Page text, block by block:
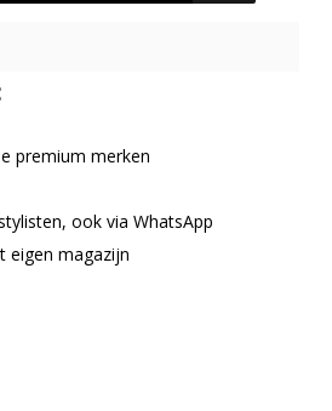
premium merken
ook via WhatsApp
eigen magazijn